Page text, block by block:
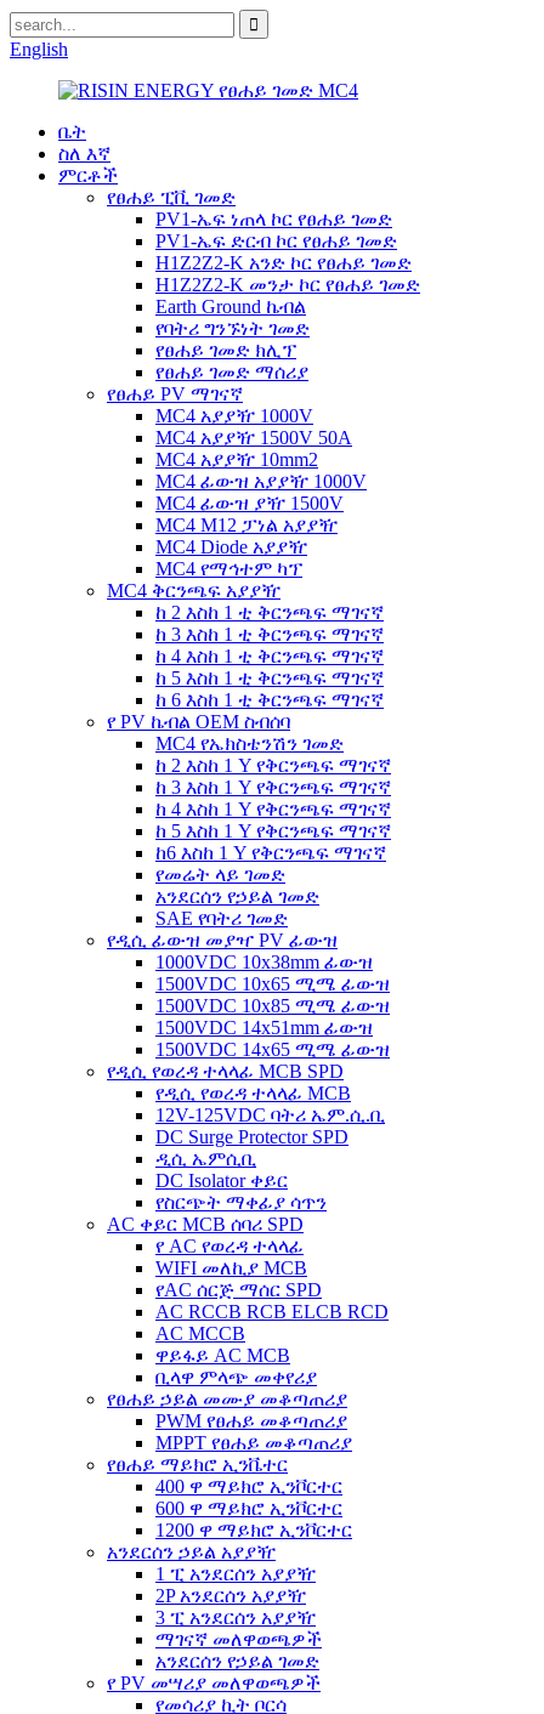
English
ቤት
ስለ እኛ
ምርቶች
የፀሐይ ፒቪ ገመድ
PV1-ኤፍ ነጠላ ኮር የፀሐይ ገመድ
PV1-ኤፍ ድርብ ኮር የፀሐይ ገመድ
H1Z2Z2-K አንድ ኮር የፀሐይ ገመድ
H1Z2Z2-K መንታ ኮር የፀሐይ ገመድ
Earth Ground ኬብል
የባትሪ ግንኙነት ገመድ
የፀሐይ ገመድ ክሊፕ
የፀሐይ ገመድ ማሰሪያ
የፀሐይ PV ማገናኛ
MC4 አያያዥ 1000V
MC4 አያያዥ 1500V 50A
MC4 አያያዥ 10mm2
MC4 ፊውዝ አያያዥ 1000V
MC4 ፊውዝ ያዥ 1500V
MC4 M12 ፓነል አያያዥ
MC4 Diode አያያዥ
MC4 የማኅተም ካፕ
MC4 ቅርንጫፍ አያያዥ
ከ 2 እስከ 1 ቲ ቅርንጫፍ ማገናኛ
ከ 3 እስከ 1 ቲ ቅርንጫፍ ማገናኛ
ከ 4 እስከ 1 ቲ ቅርንጫፍ ማገናኛ
ከ 5 እስከ 1 ቲ ቅርንጫፍ ማገናኛ
ከ 6 እስከ 1 ቲ ቅርንጫፍ ማገናኛ
የ PV ኬብል OEM ስብሰባ
MC4 የኤክስቴንሽን ገመድ
ከ 2 እስከ 1 Y የቅርንጫፍ ማገናኛ
ከ 3 እስከ 1 Y የቅርንጫፍ ማገናኛ
ከ 4 እስከ 1 Y የቅርንጫፍ ማገናኛ
ከ 5 እስከ 1 Y የቅርንጫፍ ማገናኛ
ከ6 እስከ 1 Y የቅርንጫፍ ማገናኛ
የመሬት ላይ ገመድ
አንደርሰን የኃይል ገመድ
SAE የባትሪ ገመድ
የዲሲ ፊውዝ መያዣ PV ፊውዝ
1000VDC 10x38mm ፊውዝ
1500VDC 10x65 ሚሜ ፊውዝ
1500VDC 10x85 ሚሜ ፊውዝ
1500VDC 14x51mm ፊውዝ
1500VDC 14x65 ሚሜ ፊውዝ
የዲሲ የወረዳ ተላላፊ MCB SPD
የዲሲ የወረዳ ተላላፊ MCB
12V-125VDC ባትሪ ኤም.ሲ.ቢ
DC Surge Protector SPD
ዲሲ ኤምሲቢ
DC Isolator ቀይር
የስርጭት ማቀፊያ ሳጥን
AC ቀይር MCB ሰባሪ SPD
የ AC የወረዳ ተላላፊ
WIFI መለኪያ MCB
የAC ሰርጅ ማሰር SPD
AC RCCB RCB ELCB RCD
AC MCCB
ዋይፋይ AC MCB
ቢላዋ ምላጭ መቀየሪያ
የፀሐይ ኃይል መሙያ መቆጣጠሪያ
PWM የፀሐይ መቆጣጠሪያ
MPPT የፀሐይ መቆጣጠሪያ
የፀሐይ ማይክሮ ኢንቬተር
400 ዋ ማይክሮ ኢንቮርተር
600 ዋ ማይክሮ ኢንቮርተር
1200 ዋ ማይክሮ ኢንቮርተር
አንደርሰን ኃይል አያያዥ
1 ፒ አንደርሰን አያያዥ
2P አንደርሰን አያያዥ
3 ፒ አንደርሰን አያያዥ
ማገናኛ መለዋወጫዎች
አንደርሰን የኃይል ገመድ
የ PV መሣሪያ መለዋወጫዎች
የመሳሪያ ኪት ቦርሳ